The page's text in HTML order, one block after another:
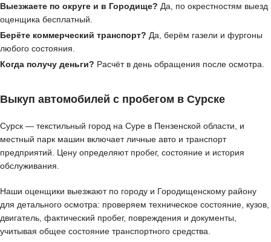
Выезжаете по округе и в Городище? Да, по окрестностям выезд
оценщика бесплатный.
Берёте коммерческий транспорт? Да, берём газели и фургоны
любого состояния.
Когда получу деньги? Расчёт в день обращения после осмотра.
Выкуп автомобилей с пробегом в Сурске
Сурск — текстильный город на Суре в Пензенской области, и
местный парк машин включает личные авто и транспорт
предприятий. Цену определяют пробег, состояние и история
обслуживания.
Наши оценщики выезжают по городу и Городищенскому району
для детального осмотра: проверяем техническое состояние, кузов,
двигатель, фактический пробег, повреждения и документы,
учитывая общее состояние транспортного средства.